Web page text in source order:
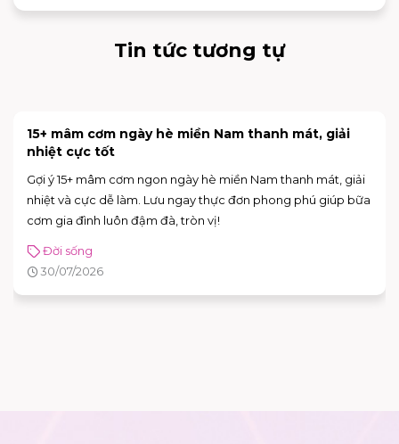
Tin tức tương tự
15+ mâm cơm ngày hè miền Nam thanh mát, giải
nhiệt cực tốt
Gợi ý 15+ mâm cơm ngon ngày hè miền Nam thanh mát, giải
nhiệt và cực dễ làm. Lưu ngay thực đơn phong phú giúp bữa
cơm gia đình luôn đậm đà, tròn vị!
Đời sống
30/07/2026